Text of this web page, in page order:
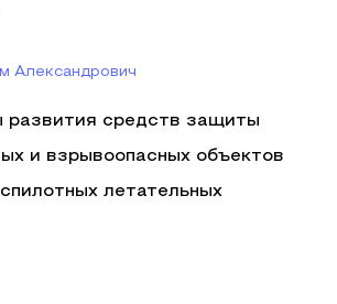
Александрович
развития средств защиты
и взрывоопасных объектов
летательных